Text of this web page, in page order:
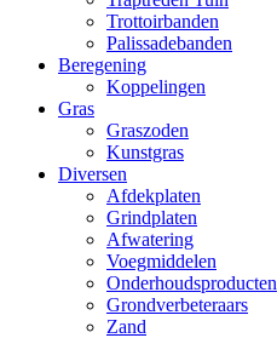
Trottoirbanden
Palissadebanden
Beregening
Koppelingen
Gras
Graszoden
Kunstgras
Diversen
Afdekplaten
Grindplaten
Afwatering
Voegmiddelen
Onderhoudsproducten
Grondverbeteraars
Zand